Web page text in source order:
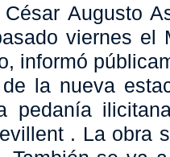
Augusto
viernes el
informó
la nueva
pedanía
. La obra